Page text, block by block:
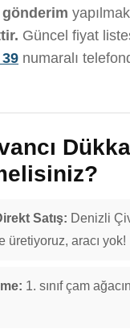
Güncel fiyat
numaralı
Satış: Denizli
üretiyoruz, aracı yok!
1. sınıf çam